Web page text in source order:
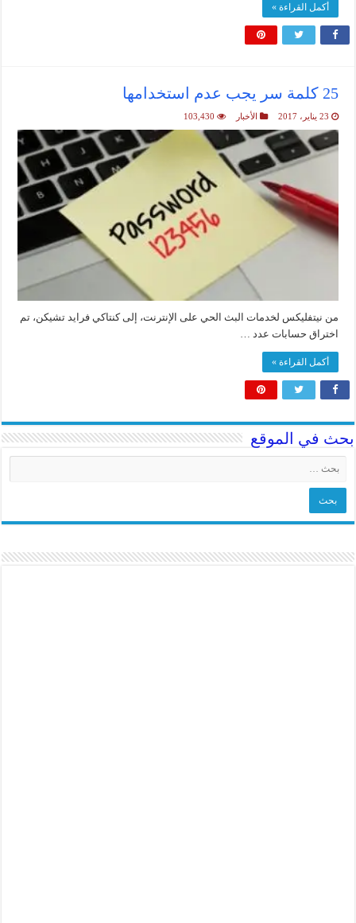
أكمل القراءة »
25 كلمة سر يجب عدم استخدامها
23 يناير، 2017 الأخبار 103,430
من نيتفليكس لخدمات البث الحي على الإنترنت، إلى كنتاكي فرايد تشيكن، تم
اختراق حسابات عدد …
أكمل القراءة »
بحث في الموقع